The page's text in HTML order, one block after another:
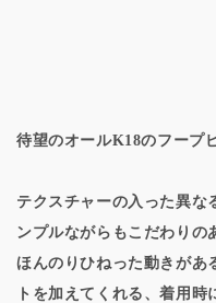
待望のオールK18のフープ
テクスチャーの入った異な
ンプルながらもこだわりの
ほんのりひねった動きがあ
トを加えてくれる、着用